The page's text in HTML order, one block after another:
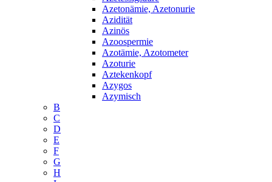
Azetonämie, Azetonurie
Azidität
Azinös
Azoospermie
Azotämie, Azotometer
Azoturie
Aztekenkopf
Azygos
Azymisch
B
C
D
E
F
G
H